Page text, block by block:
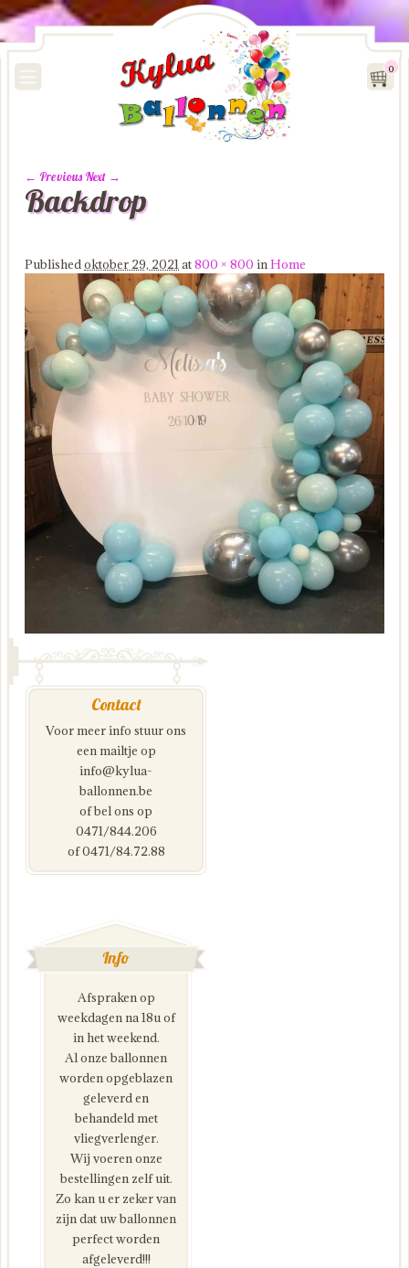
0
Image navigation
← Previous Next →
Backdrop
Publishedoktober 29, 2021at800 × 800 inHome
Contact
Voor meer info stuur ons
een mailtje op
info@kylua-
ballonnen.be
of bel ons op
0471/844.206
of 0471/84.72.88
Info
Afspraken op
weekdagen na 18u of
in het weekend.
Al onze ballonnen
worden opgeblazen
geleverd en
behandeld met
vliegverlenger.
Wij voeren onze
bestellingen zelf uit.
Zo kan u er zeker van
zijn dat uw ballonnen
perfect worden
afgeleverd!!!